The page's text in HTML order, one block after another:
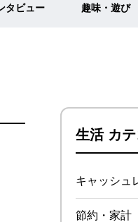
タビュー 趣味・遊び
みんなのホンネ
生活 カテ
キャッシュ
節約・家計